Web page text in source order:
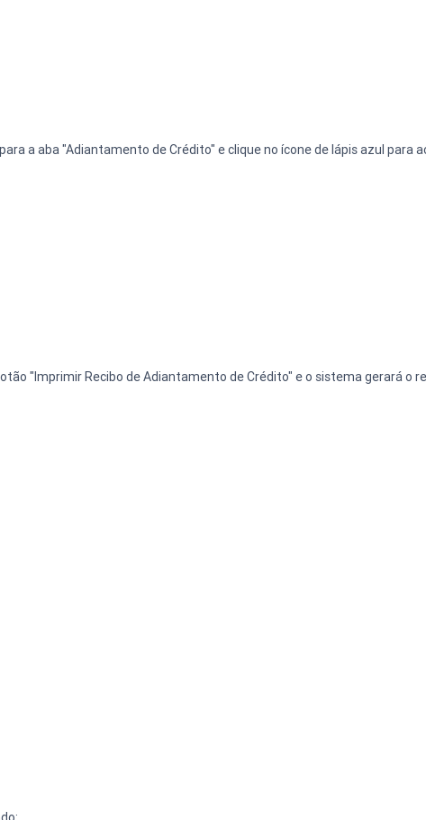
a aba "Adiantamento de Crédito" e clique no ícone de lápis azul para
"Imprimir Recibo de Adiantamento de Crédito" e o sistema gerará o